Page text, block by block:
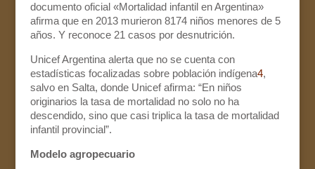
documento oficial «Mortalidad infantil en Argentina»
afirma que en 2013 murieron 8174 niños menores de 5
años. Y reconoce 21 casos por desnutrición.
Unicef Argentina alerta que no se cuenta con
estadísticas focalizadas sobre población indígena4,
salvo en Salta, donde Unicef afirma: “En niños
originarios la tasa de mortalidad no solo no ha
descendido, sino que casi triplica la tasa de mortalidad
infantil provincial”.
Modelo agropecuario